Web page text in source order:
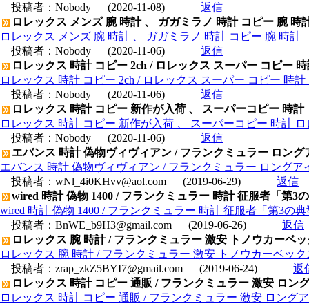
投稿者： Nobody (2020-11-08)
返信
ロレックス メンズ 腕 時計 、 ガガミラノ 時計 コピー 腕 時
ロレックス メンズ 腕 時計 、 ガガミラノ 時計 コピー 腕 時計
投稿者： Nobody (2020-11-06)
返信
ロレックス 時計 コピー 2ch / ロレックス スーパー コピー
ロレックス 時計 コピー 2ch / ロレックス スーパー コピー 時計
投稿者： Nobody (2020-11-06)
返信
ロレックス 時計 コピー 新作が入荷 、 スーパーコピー 時
ロレックス 時計 コピー 新作が入荷 、 スーパーコピー 時計
投稿者： Nobody (2020-11-06)
返信
エバンス 時計 偽物ヴィヴィアン / フランクミュラー ロン
エバンス 時計 偽物ヴィヴィアン / フランクミュラー ロングア
投稿者： wNl_4i0KHvv@aol.com (2019-06-29)
返信
wired 時計 偽物 1400 / フランクミュラー 時計 征服者「第3
wired 時計 偽物 1400 / フランクミュラー 時計 征服者「第3の
投稿者： BnWE_b9H3@gmail.com (2019-06-26)
返信
ロレックス 腕 時計 / フランクミュラー 激安 トノウカーベ
ロレックス 腕 時計 / フランクミュラー 激安 トノウカーベッ
投稿者： zrap_zkZ5BYI7@gmail.com (2019-06-24)
返
ロレックス 時計 コピー 通販 / フランクミュラー 激安 ロ
ロレックス 時計 コピー 通販 / フランクミュラー 激安 ロング